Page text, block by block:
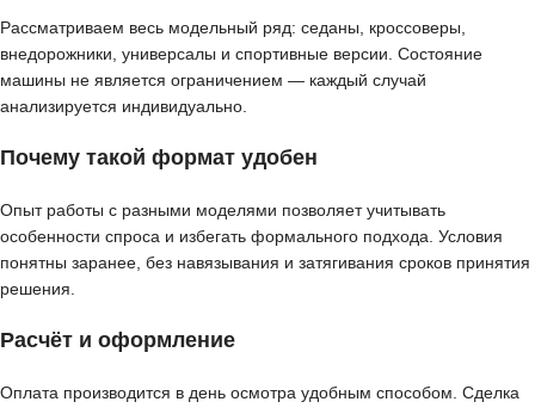
Рассматриваем весь модельный ряд: седаны, кроссоверы,
внедорожники, универсалы и спортивные версии. Состояние
машины не является ограничением — каждый случай
анализируется индивидуально.
Почему такой формат удобен
Опыт работы с разными моделями позволяет учитывать
особенности спроса и избегать формального подхода. Условия
понятны заранее, без навязывания и затягивания сроков принятия
решения.
Расчёт и оформление
Оплата производится в день осмотра удобным способом. Сделка